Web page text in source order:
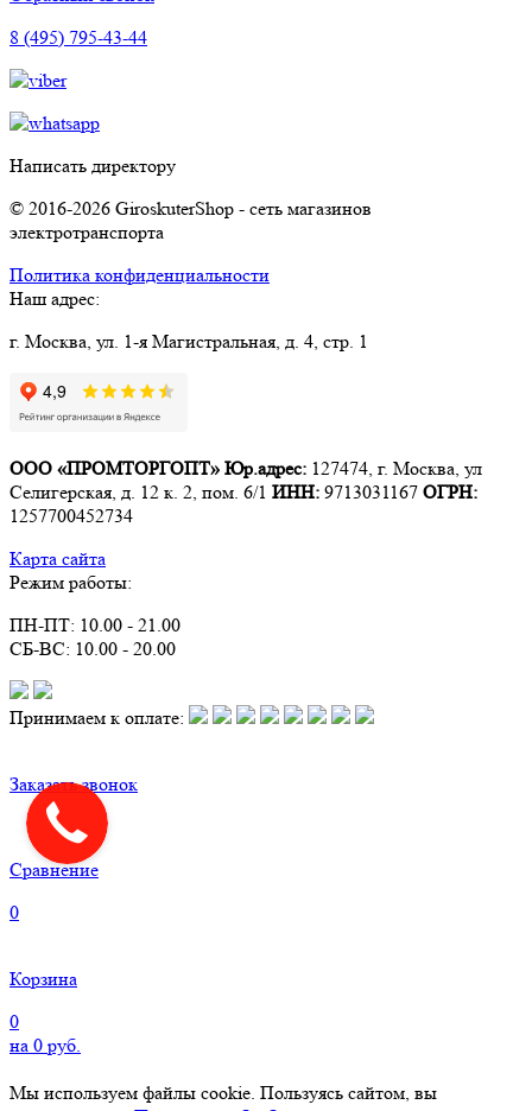
8 (495) 795-43-44
Написать директору
© 2016-2026 GiroskuterShop - сеть магазинов
электротранспорта
Политика конфиденциальности
Наш адрес:
г. Москва, ул. 1-я Магистральная, д. 4, стр. 1
ООО «ПРОМТОРГОПТ» Юр.адрес: 127474, г. Москва, ул
Селигерская, д. 12 к. 2, пом. 6/1 ИНН: 9713031167 ОГРН:
1257700452734
Карта сайта
Режим работы:
ПН-ПТ: 10.00 - 21.00
СБ-ВС: 10.00 - 20.00
Принимаем к оплате:
Заказать звонок
Сравнение
0
Корзина
0
на 0 руб.
Мы используем файлы cookie. Пользуясь сайтом, вы